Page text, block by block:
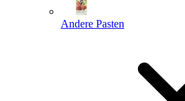
Andere Pasten